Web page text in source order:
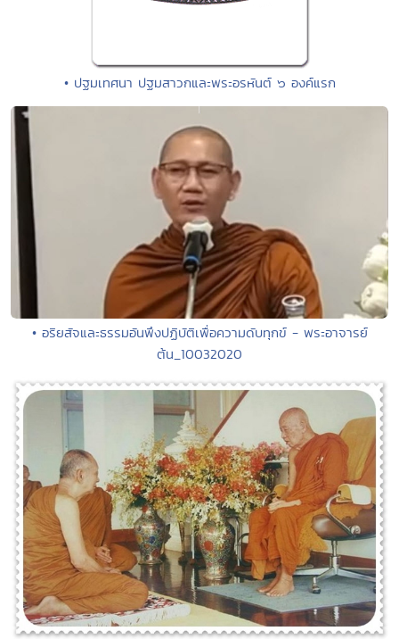
• ปฐมเทศนา ปฐมสาวกและพระอรหันต์ ๖ องค์แรก
• อริยสัจและธรรมอันพึงปฏิบัติเพื่อความดับทุกข์ - พระอาจารย์
ต้น_10032020